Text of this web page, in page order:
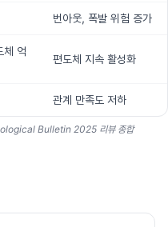
번아웃, 폭발 위험 증가
체 억
편도체 지속 활성화
관계 만족도 저하
Bulletin 2025 리뷰 종합